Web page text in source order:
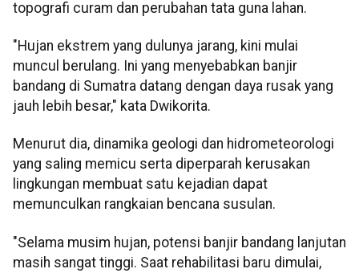
topografi curam dan perubahan tata guna lahan.
"Hujan ekstrem yang dulunya jarang, kini mulai
muncul berulang. Ini yang menyebabkan banjir
bandang di Sumatra datang dengan daya rusak yang
jauh lebih besar," kata Dwikorita.
Menurut dia, dinamika geologi dan hidrometeorologi
yang saling memicu serta diperparah kerusakan
lingkungan membuat satu kejadian dapat
memunculkan rangkaian bencana susulan.
"Selama musim hujan, potensi banjir bandang lanjutan
masih sangat tinggi. Saat rehabilitasi baru dimulai,